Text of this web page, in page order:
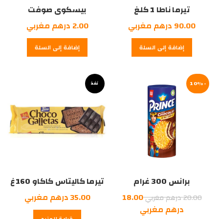
تيرما ناطا 1 كلغ
90.00 درهم مغربي
إضافة إلى السلة
بيسكوي صوفت
2.00 درهم مغربي
إضافة إلى السلة
-10%
برانس 300 غرام
20.00درهم مغربيالسعر
الأصلي
18.00
درهم مغربي
نفذ
تيرما كاليتاس كاكاو 160غ
35.00درهم مغربي